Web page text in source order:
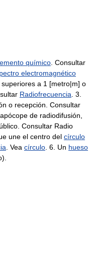
químico . Consultar
electromagnético
a 1 [metro|m] o
Radiofrecuencia . 3.
o recepción. Consultar
de radiodifusión,
Consultar Radio
une el centro del círculo
. Vea círculo . 6. Un hueso